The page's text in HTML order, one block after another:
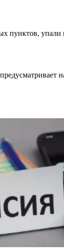
пунктов,